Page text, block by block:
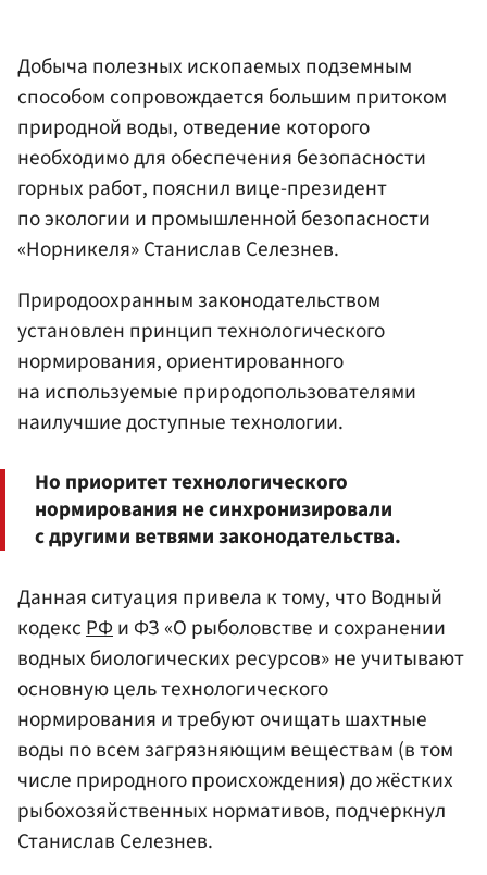
Добыча полезных ископаемых подземным
способом сопровождается большим притоком
природной воды, отведение которого
необходимо для обеспечения безопасности
горных работ, пояснил вице-президент
по экологии и промышленной безопасности
«Норникеля»Станислав Селезнев.
Природоохранным законодательством
установлен принцип технологического
нормирования, ориентированного
на используемые природопользователями
наилучшие доступные технологии.
Но приоритет технологического
нормирования не синхронизировали
с другими ветвями законодательства.
Данная ситуация привела к тому, что Водный
кодекс РФи ФЗ «О рыболовстве и сохранении
водных биологических ресурсов» не учитывают
основную цель технологического
нормирования и требуют очищать шахтные
воды по всем загрязняющим веществам (в том
числе природного происхождения) до жёстких
рыбохозяйственных нормативов, подчеркнул
Станислав Селезнев.